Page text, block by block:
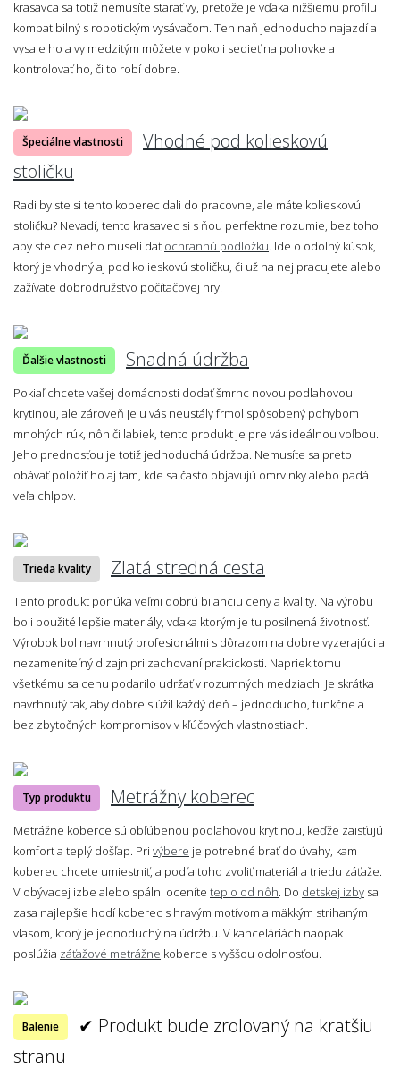
krasavca sa totiž nemusíte starať vy, pretože je vďaka nižšiemu profilu
kompatibilný s robotickým vysávačom. Ten naň jednoducho najazdí a
vysaje ho a vy medzitým môžete v pokoji sedieť na pohovke a
kontrolovať ho, či to robí dobre.
Špeciálne vlastnosti
Vhodné pod kolieskovú
stoličku
Radi by ste si tento koberec dali do pracovne, ale máte kolieskovú
stoličku? Nevadí, tento krasavec si s ňou perfektne rozumie, bez toho
aby ste cez neho museli daťochrannú podložku . Ide o odolný kúsok,
ktorý je vhodný aj pod kolieskovú stoličku, či už na nej pracujete alebo
zažívate dobrodružstvo počítačovej hry.
Ďalšie vlastnosti Snadná údržba
Pokiaľ chcete vašej domácnosti dodať šmrnc novou podlahovou
krytinou, ale zároveň je u vás neustály frmol spôsobený pohybom
mnohých rúk, nôh či labiek, tento produkt je pre vás ideálnou voľbou.
Jeho prednosťou je totiž jednoduchá údržba. Nemusíte sa preto
obávať položiť ho aj tam, kde sa často objavujú omrvinky alebo padá
veľa chlpov.
Trieda kvality Zlatá stredná cesta
Tento produkt ponúka veľmi dobrú bilanciu ceny a kvality. Na výrobu
boli použité lepšie materiály, vďaka ktorým je tu posilnená životnosť.
Výrobok bol navrhnutý profesionálmi s dôrazom na dobre vyzerajúci a
nezameniteľný dizajn pri zachovaní praktickosti. Napriek tomu
všetkému sa cenu podarilo udržať v rozumných medziach. Je skrátka
navrhnutý tak, aby dobre slúžil každý deň – jednoducho, funkčne a
bez zbytočných kompromisov v kľúčových vlastnostiach.
Typ produktu Metrážny koberec
Metrážne koberce sú obľúbenou podlahovou krytinou, keďže zaisťujú
komfort a teplý došľap. Pri výbere je potrebné brať do úvahy, kam
koberec chcete umiestniť, a podľa toho zvoliť materiál a triedu záťaže.
V obývacej izbe alebo spálni oceníte teplo od nôh . Do detskej izby sa
zasa najlepšie hodí koberec s hravým motívom a mäkkým strihaným
vlasom, ktorý je jednoduchý na údržbu. V kanceláriách naopak
poslúžia záťažové metrážne koberce s vyššou odolnosťou.
Balenie
✔ Produkt bude zrolovaný na kratšiu
stranu